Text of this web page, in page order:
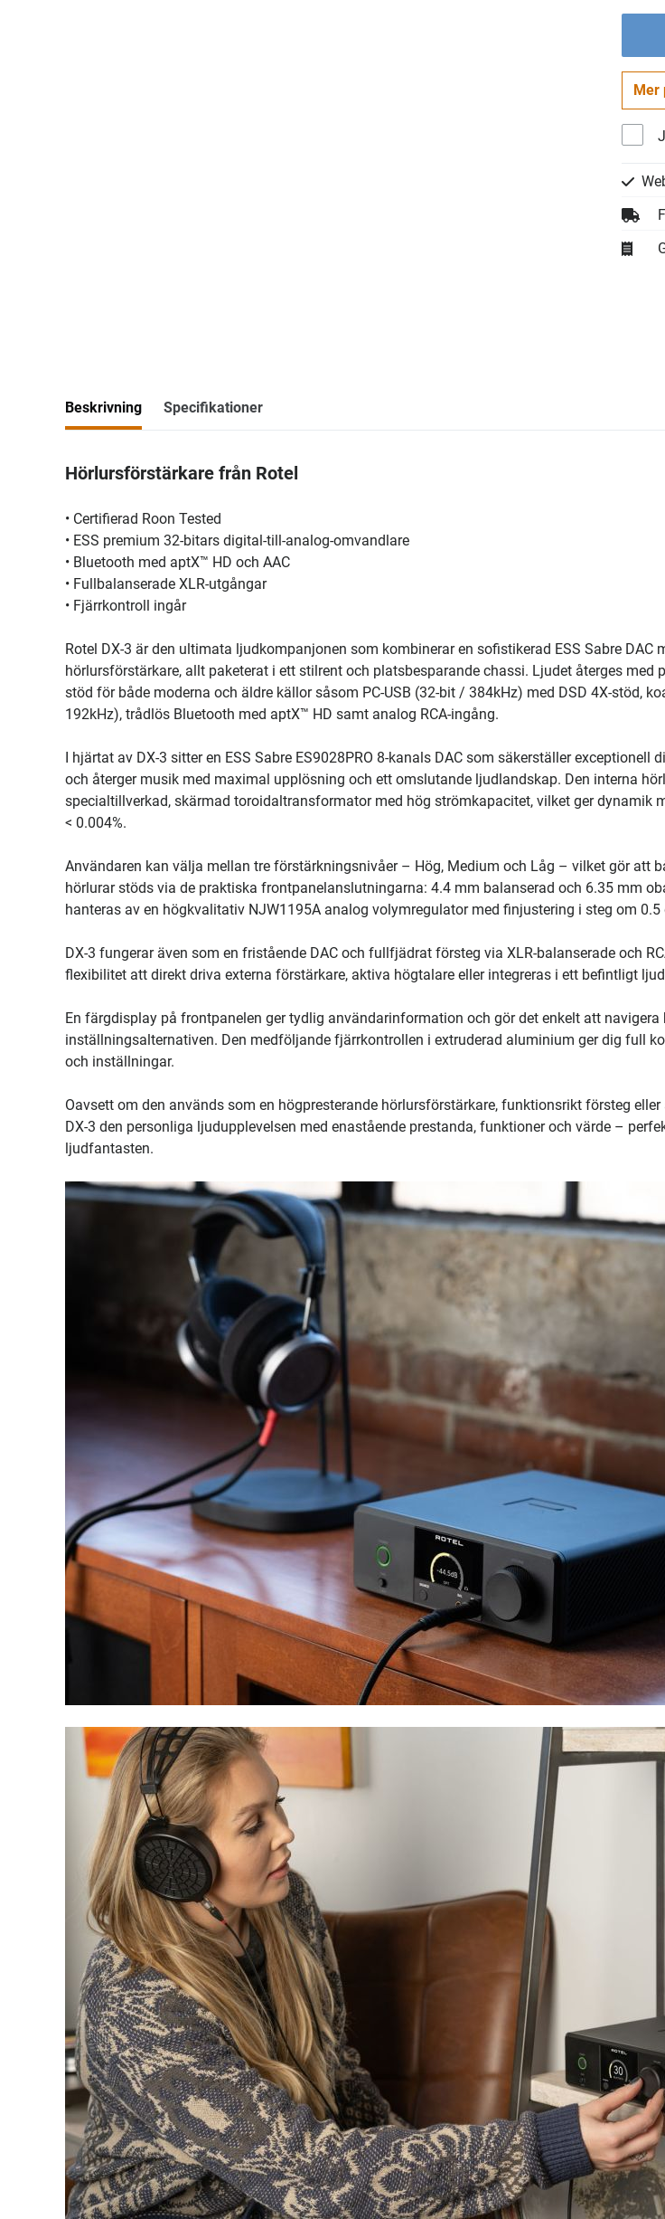
Mer
Beskrivning Specifikationer
Hörlursförstärkare från Rotel
• Certifierad Roon Tested
• ESS premium 32-bitars digital-till-analog-omvandlare
• Bluetooth med aptX™ HD och AAC
• Fullbalanserade XLR-utgångar
• Fjärrkontroll ingår
Rotel DX-3 är den ultimata ljudkompanjonen som kombinerar en sofistikerad ESS Sabre DAC
hörlursförstärkare, allt paketerat i ett stilrent och platsbesparande chassi. Ljudet återges med
stöd för både moderna och äldre källor såsom PC-USB (32-bit / 384kHz) med DSD 4X-stöd,
192kHz), trådlös Bluetooth med aptX™ HD samt analog RCA-ingång.
I hjärtat av DX-3 sitter en ESS Sabre ES9028PRO 8-kanals DAC som säkerställer exceptionell
och återger musik med maximal upplösning och ett omslutande ljudlandskap. Den interna
specialtillverkad, skärmad toroidaltransformator med hög strömkapacitet, vilket ger dynamik
< 0.004%.
Användaren kan välja mellan tre förstärkningsnivåer – Hög, Medium och Låg – vilket gör att
hörlurar stöds via de praktiska frontpanelanslutningarna: 4.4 mm balanserad och 6.35 mm
hanteras av en högkvalitativ NJW1195A analog volymregulator med finjustering i steg om 0.5
DX-3 fungerar även som en fristående DAC och fullfjädrat försteg via XLR-balanserade och
flexibilitet att direkt driva externa förstärkare, aktiva högtalare eller integreras i ett befintligt
En färgdisplay på frontpanelen ger tydlig användarinformation och gör det enkelt att
inställningsalternativen. Den medföljande fjärrkontrollen i extruderad aluminium ger dig full
och inställningar.
Oavsett om den används som en högpresterande hörlursförstärkare, funktionsrikt försteg eller
DX-3 den personliga ljudupplevelsen med enastående prestanda, funktioner och värde –
ljudfantasten.